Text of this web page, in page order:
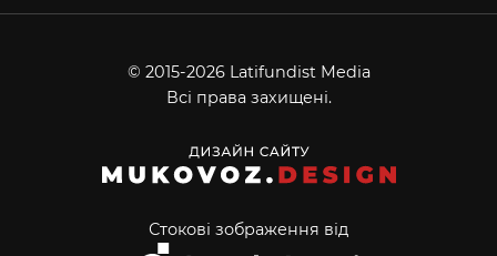
© 2015-2026 Latifundist Media
Всі права захищені.
Стокові зображення від